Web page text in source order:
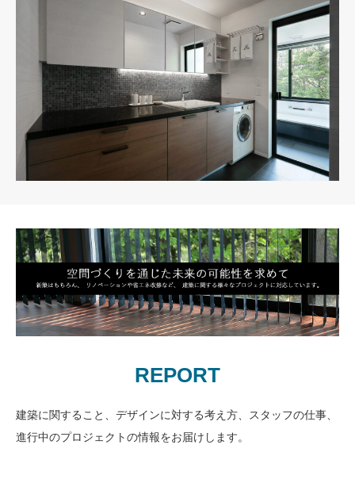
COMPANY
REPORT
建築に関すること、デザインに対する考え方、スタッフの仕事、
進行中のプロジェクトの情報をお届けします。